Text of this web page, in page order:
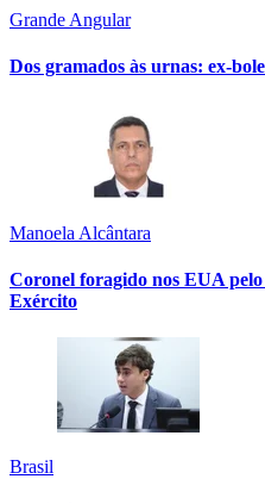
Grande Angular
Dos gramados às urnas: ex-
Manoela Alcântara
Coronel foragido nos EUA
Exército
Brasil